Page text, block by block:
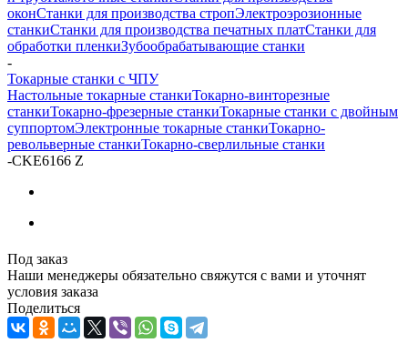
оконСтанки для производства стропЭлектроэрозионные
станкиСтанки для производства печатных платСтанки для
обработки пленкиЗубообрабатывающие станки
-
Токарные станки с ЧПУ
Настольные токарные станкиТокарно-винторезные
станкиТокарно-фрезерные станкиТокарные станки с двойным
суппортомЭлектронные токарные станкиТокарно-
револьверные станкиТокарно-сверлильные станки
-CKE6166 Z
Под заказ
Наши менеджеры обязательно свяжутся с вами и уточнят
условия заказа
Поделиться